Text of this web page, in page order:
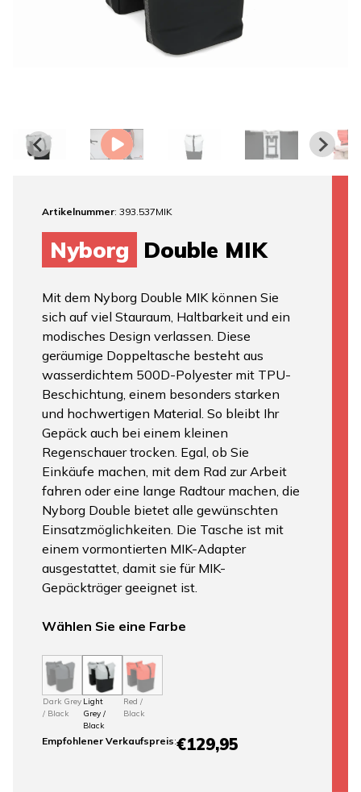
Artikelnummer: 393.537MIK
Nyborg Double MIK
Mit dem Nyborg Double MIK können Sie
sich auf viel Stauraum, Haltbarkeit und ein
modisches Design verlassen. Diese
geräumige Doppeltasche besteht aus
wasserdichtem 500D-Polyester mit TPU-
Beschichtung, einem besonders starken
und hochwertigen Material. So bleibt Ihr
Gepäck auch bei einem kleinen
Regenschauer trocken. Egal, ob Sie
Einkäufe machen, mit dem Rad zur Arbeit
fahren oder eine lange Radtour machen, die
Nyborg Double bietet alle gewünschten
Einsatzmöglichkeiten. Die Tasche ist mit
einem vormontierten MIK-Adapter
ausgestattet, damit sie für MIK-
Gepäckträger geeignet ist.
Wählen Sie eine Farbe
Dark Grey
/ Black
Light
Grey /
Black
Red /
Black
Empfohlener Verkaufspreis:€129,95